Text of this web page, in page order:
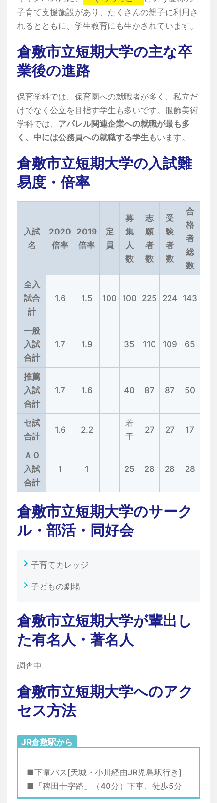
子育て支援施設があり、たくさんの親子に利用さ
れるとともに、学生教育にも生かされています。
倉敷市立短期大学の主な卒
業後の進路
保育学科では、保育園への就職者が多く、私立だ
けでなく公立を目指す学生も多いです。服飾美術
学科では、 アパレル関連企業への就職が最も多
く、中には公務員への就職する学生もいます。
倉敷市立短期大学の入試難
易度・倍率
入試
名
2020
倍率
2019
倍率
定
員
募
集
人
数
志
願
者
数
受
験
者
数
合
格
者
総
数
全入
試合
計
1.6 1.5 100 100 225 224 143
一般
入試
合計
1.7 1.9 35 110 109 65
推薦
入試
合計
1.7 1.6 40 87 87 50
セ試
合計
1.6 2.2
若
干
27 27 17
ＡＯ
入試
合計
1 1 25 28 28 28
倉敷市立短期大学のサーク
ル・部活・同好会
子育てカレッジ
子どもの劇場
倉敷市立短期大学が輩出し
た有名人・著名人
調査中
倉敷市立短期大学へのアク
セス方法
JR倉敷駅から
■下電バス[天城・小川経由JR児島駅行き]
■「稗田十字路」（40分）下車、徒歩5分